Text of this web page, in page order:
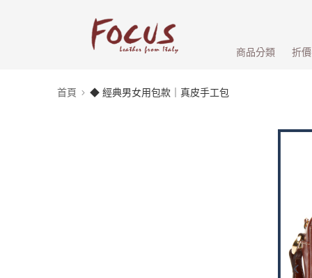
商品分類 折
首頁 ◆ 經典男女用包款｜真皮手工包